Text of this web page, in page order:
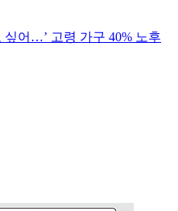
싶어…’ 고령 가구 40% 노후